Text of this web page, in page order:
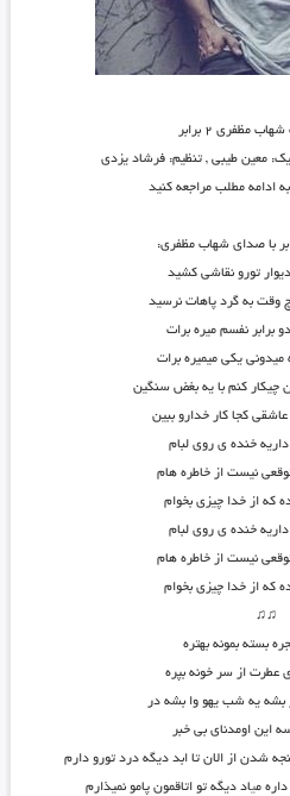
مظفری ۲ برابر
معین طیبی , تنظیم: فرشاد یزدی
ادامه مطلب مراجعه کنید
تورو نقاشی کشید
وقت به گرد پاهات نرسید
نفسم میره برات
یکی میمیره برات
چیکار کنم با یه بغض سنگین
کجا کار خدارو ببین
خنده ی روی لبام
نیست از خاطره هام
که از خدا چیزی بخوام
خنده ی روی لبام
نیست از خاطره هام
که از خدا چیزی بخوام
♫♫
بسته بمونه بهتره
عطرت از سر خونه بپره
یه شب یهو وا بشه در
این اومدنای بی خبر
شدن از الان تا ابد دیگه درد تورو دارم
میاد دیگه تو اتاقمون پامو نمیذارم